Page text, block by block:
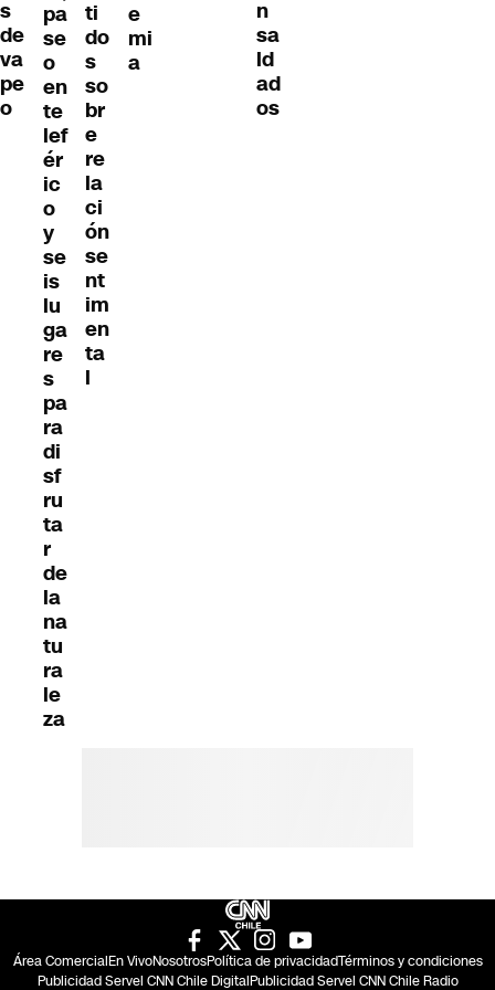
s
de
va
pe
o
pa
se
o
en
te
lef
ér
ic
o
y
se
is
lu
ga
re
s
pa
ra
di
sf
ru
ta
r
de
la
na
tu
ra
le
za
ti
do
s
so
br
e
re
la
ci
ón
se
nt
im
en
ta
l
e
mi
a
n
sa
ld
ad
os
Área ComercialEn VivoNosotrosPolítica de privacidadTérminos y condiciones
Publicidad Servel CNN Chile DigitalPublicidad Servel CNN Chile Radio